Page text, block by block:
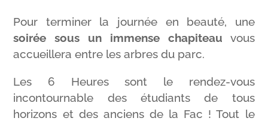
Pour terminer la journée en beauté, une
soirée sous un immense chapiteau vous
accueillera entre les arbres du parc.
Les 6 Heures sont le rendez-vous
incontournable des étudiants de tous
horizons et des anciens de la Fac ! Tout le